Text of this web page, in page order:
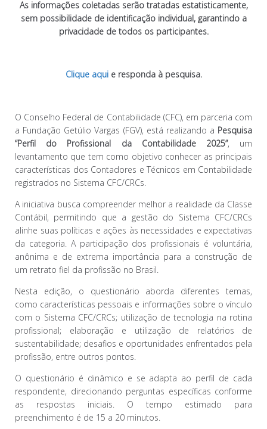
e at
s
p
tt
er
ail m
p
til
ar
As informações coletadas serão tratadas estatisticamente,
sem possibilidade de identificação individual, garantindo a
privacidade de todos os participantes.
Clique aquie responda à pesquisa.
O Conselho Federal de Contabilidade (CFC), em parceria com
a Fundação Getúlio Vargas (FGV), está realizando a Pesquisa
“Perfil do Profissional da Contabilidade 2025”, um
levantamento que tem como objetivo conhecer as principais
características dos Contadores e Técnicos em Contabilidade
registrados no Sistema CFC/CRCs.
A iniciativa busca compreender melhor a realidade da Classe
Contábil, permitindo que a gestão do Sistema CFC/CRCs
alinhe suas políticas e ações às necessidades e expectativas
da categoria. A participação dos profissionais é voluntária,
anônima e de extrema importância para a construção de
um retrato fiel da profissão no Brasil.
Nesta edição, o questionário aborda diferentes temas,
como características pessoais e informações sobre o vínculo
com o Sistema CFC/CRCs; utilização de tecnologia na rotina
profissional; elaboração e utilização de relatórios de
sustentabilidade; desafios e oportunidades enfrentados pela
profissão, entre outros pontos.
O questionário é dinâmico e se adapta ao perfil de cada
respondente, direcionando perguntas específicas conforme
as respostas iniciais. O tempo estimado para
preenchimento é de 15 a 20 minutos.